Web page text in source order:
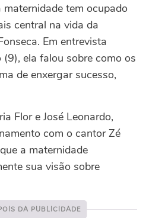
maternidade tem ocupado
central na vida da
Em entrevista
ela falou sobre como os
de enxergar sucesso,
Flor e José Leonardo,
com o cantor Zé
a maternidade
sua visão sobre